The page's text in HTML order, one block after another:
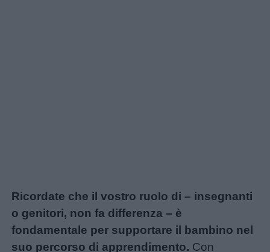
Ricordate che il vostro ruolo di – insegnanti
o genitori, non fa differenza – è
fondamentale per supportare il bambino nel
suo percorso di apprendimento. Con